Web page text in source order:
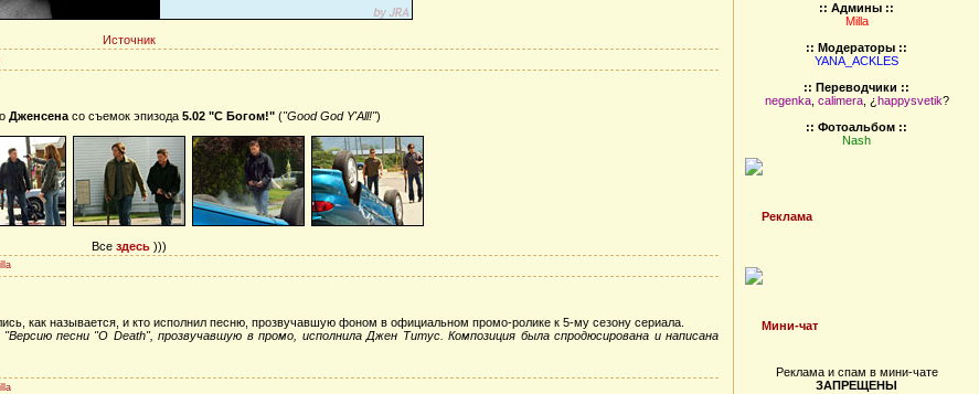
Источник
Дженсена со съемок эпизода 5.02 "С Богом!"("Good God Y'All!")
Все здесь )))
как называется, и кто исполнил песню, прозвучавшую фоном в официальном промо-ролике к 5-му сезону сериала.
"Версию песни "O Death", прозвучавшую в промо, исполнила Джен Титус. Композиция была спродюсирована и написана
:: Админы ::
Milla
:: Модераторы ::
YANA_ACKLES
:: Переводчики ::
negenka, calimera, ¿ happysvetik?
:: Фотоальбом ::
Nash
Реклама
Мини-чат
Реклама и спам в мини-чате
ЗАПРЕЩЕНЫ